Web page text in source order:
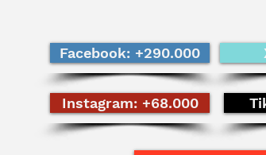
Facebook: +290.000
Instagram: +68.000